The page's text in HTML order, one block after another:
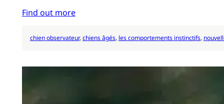
Find out more
chien observateur, chiens âgés, les comportements instinctifs,